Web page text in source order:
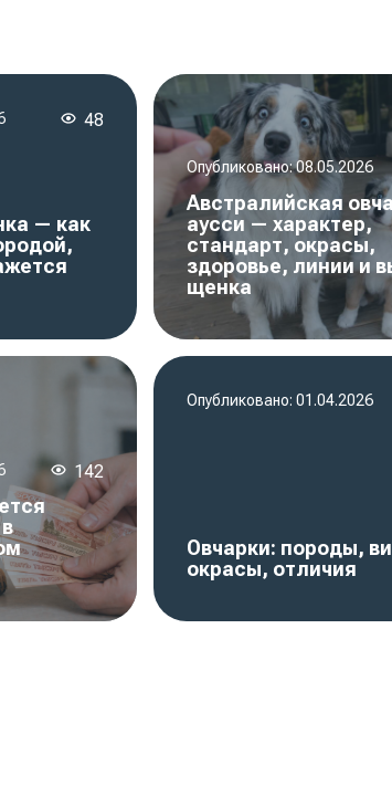
48
— как
Опубликовано:08.05.2026
Австралийская
аусси — характер,
стандарт, окрасы,
здоровье, линии и
щенка
142
Опубликовано: 01.04.2026
Овчарки: породы,
окрасы, отличия